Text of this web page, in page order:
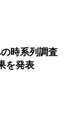
時系列調査
を発表